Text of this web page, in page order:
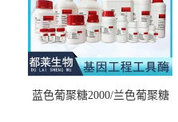
15～30万
蓝色葡聚糖2000/兰色葡聚糖